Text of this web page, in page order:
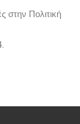
στην Πολιτική